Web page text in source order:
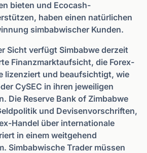
bieten und Ecocash-
haben einen natürlichen
simbabwischer Kunden.
Sicht verfügt Simbabwe derzeit
Finanzmarktaufsicht, die Forex-
lizenziert und beaufsichtigt, wie
CySEC in ihren jeweiligen
Die Reserve Bank of Zimbabwe
und Devisenvorschriften,
Handel über internationale
in einem weitgehend
Simbabwische Trader müssen